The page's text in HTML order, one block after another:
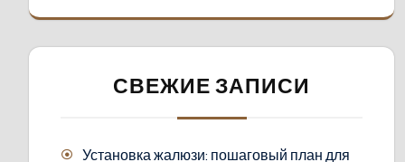
СВЕЖИЕ ЗАПИСИ
Установка жалюзи: пошаговый план для